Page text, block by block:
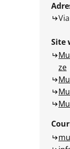
Site
ze